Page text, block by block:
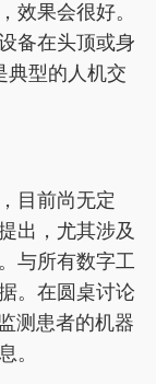
效果会很好。
备在头顶或身
型的人机交
目前尚无定
出，尤其涉及
与所有数字工
。在圆桌讨论
测患者的机器
。